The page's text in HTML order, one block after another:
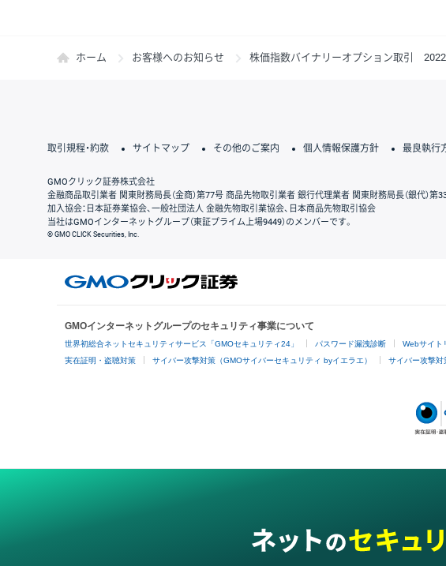
ホーム お客様へのお知らせ 株価指数バイナリーオプション取引
取引規程・約款 サイトマップ その他のご案内 個人情報保護方針 最良執行
GMOクリック証券株式会社
金融商品取引業者 関東財務局長（金商）第77号 商品先物取引業者 銀行代理業者 関東財務局長（銀代）
加入協会：日本証券業協会、一般社団法人 金融先物取引業協会、日本商品先物取引協会
当社はGMOインターネットグループ（東証プライム上場9449）のメンバーです。
© GMO CLICK Securities, Inc.
GMOインターネットグループのセキュリティ事業について
世界初総合ネットセキュリティサービス「GMOセキュリティ24」 パスワード漏洩診断 Webサイト
実在証明・盗聴対策 サイバー攻撃対策（GMOサイバーセキュリティ byイエラエ） サイバー攻撃対